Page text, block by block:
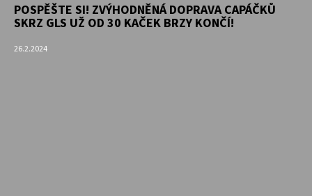
POSPĚŠTE SI! ZVÝHODNĚNÁ DOPRAVA CAPÁČKŮ
SKRZ GLS UŽ OD 30 KAČEK BRZY KONČÍ!
26.2.2024